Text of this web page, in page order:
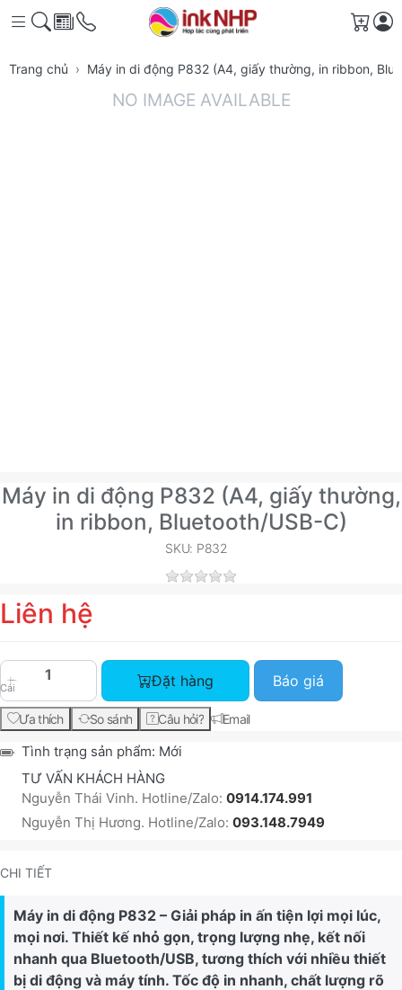
Giỏ
Trang chủ Máy in di động P832 (A4, giấy thường, in ribbon,
Máy in di động P832 (A4, giấy thường,
in ribbon, Bluetooth/USB-C)
SKU: P832
Liên hệ
Cái
Máy in di động P832 (A4, giấy thường, in
Đặt hàng Báo giá
Ưa thích So sánh Câu hỏi? Email
Tình trạng sản phẩm: Mới
TƯ VẤN KHÁCH HÀNG
Nguyễn Thái Vinh. Hotline/Zalo: 0914.174.991
Nguyễn Thị Hương. Hotline/Zalo: 093.148.7949
CHI TIẾT
Máy in di động P832 – Giải pháp in ấn tiện lợi mọi lúc,
mọi nơi. Thiết kế nhỏ gọn, trọng lượng nhẹ, kết nối
nhanh qua Bluetooth/USB, tương thích với nhiều thiết
bị di động và máy tính. Tốc độ in nhanh, chất lượng rõ